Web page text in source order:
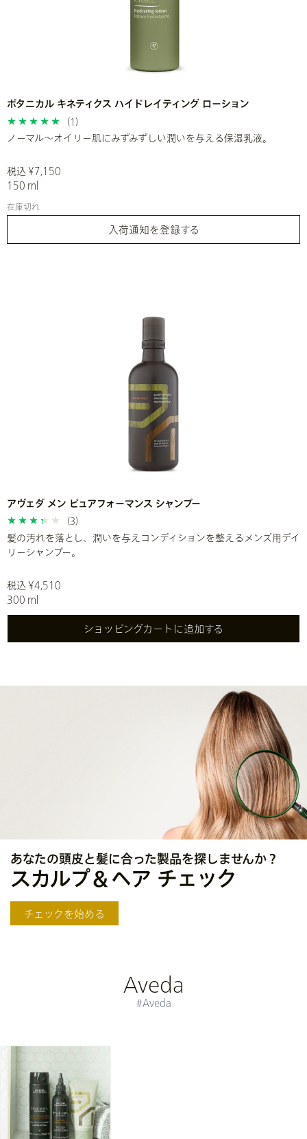
ボタニカル キネティクス ハイドレイティング ローション
(1)
ノーマル～オイリー肌にみずみずしい潤いを与える保湿乳液。
税込 ¥7,150
150 ml
在庫切れ
入荷通知を登録する
アヴェダ メン ピュアフォーマンス シャンプー
(3)
髪の汚れを落とし、潤いを与えコンディションを整えるメンズ用デイ
リーシャンプー。
税込 ¥4,510
300 ml
ショッピングカートに追加する
あなたの頭皮と髪に合った製品を探しませんか？
スカルプ＆ヘア チェック
チェックを始める
Aveda
#Aveda